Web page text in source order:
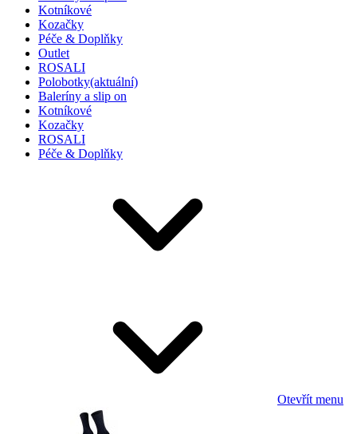
Kotníkové
Kozačky
Péče & Doplňky
Outlet
ROSALI
Polobotky(aktuální)
Baleríny a slip on
Kotníkové
Kozačky
ROSALI
Péče & Doplňky
Otevřít menu